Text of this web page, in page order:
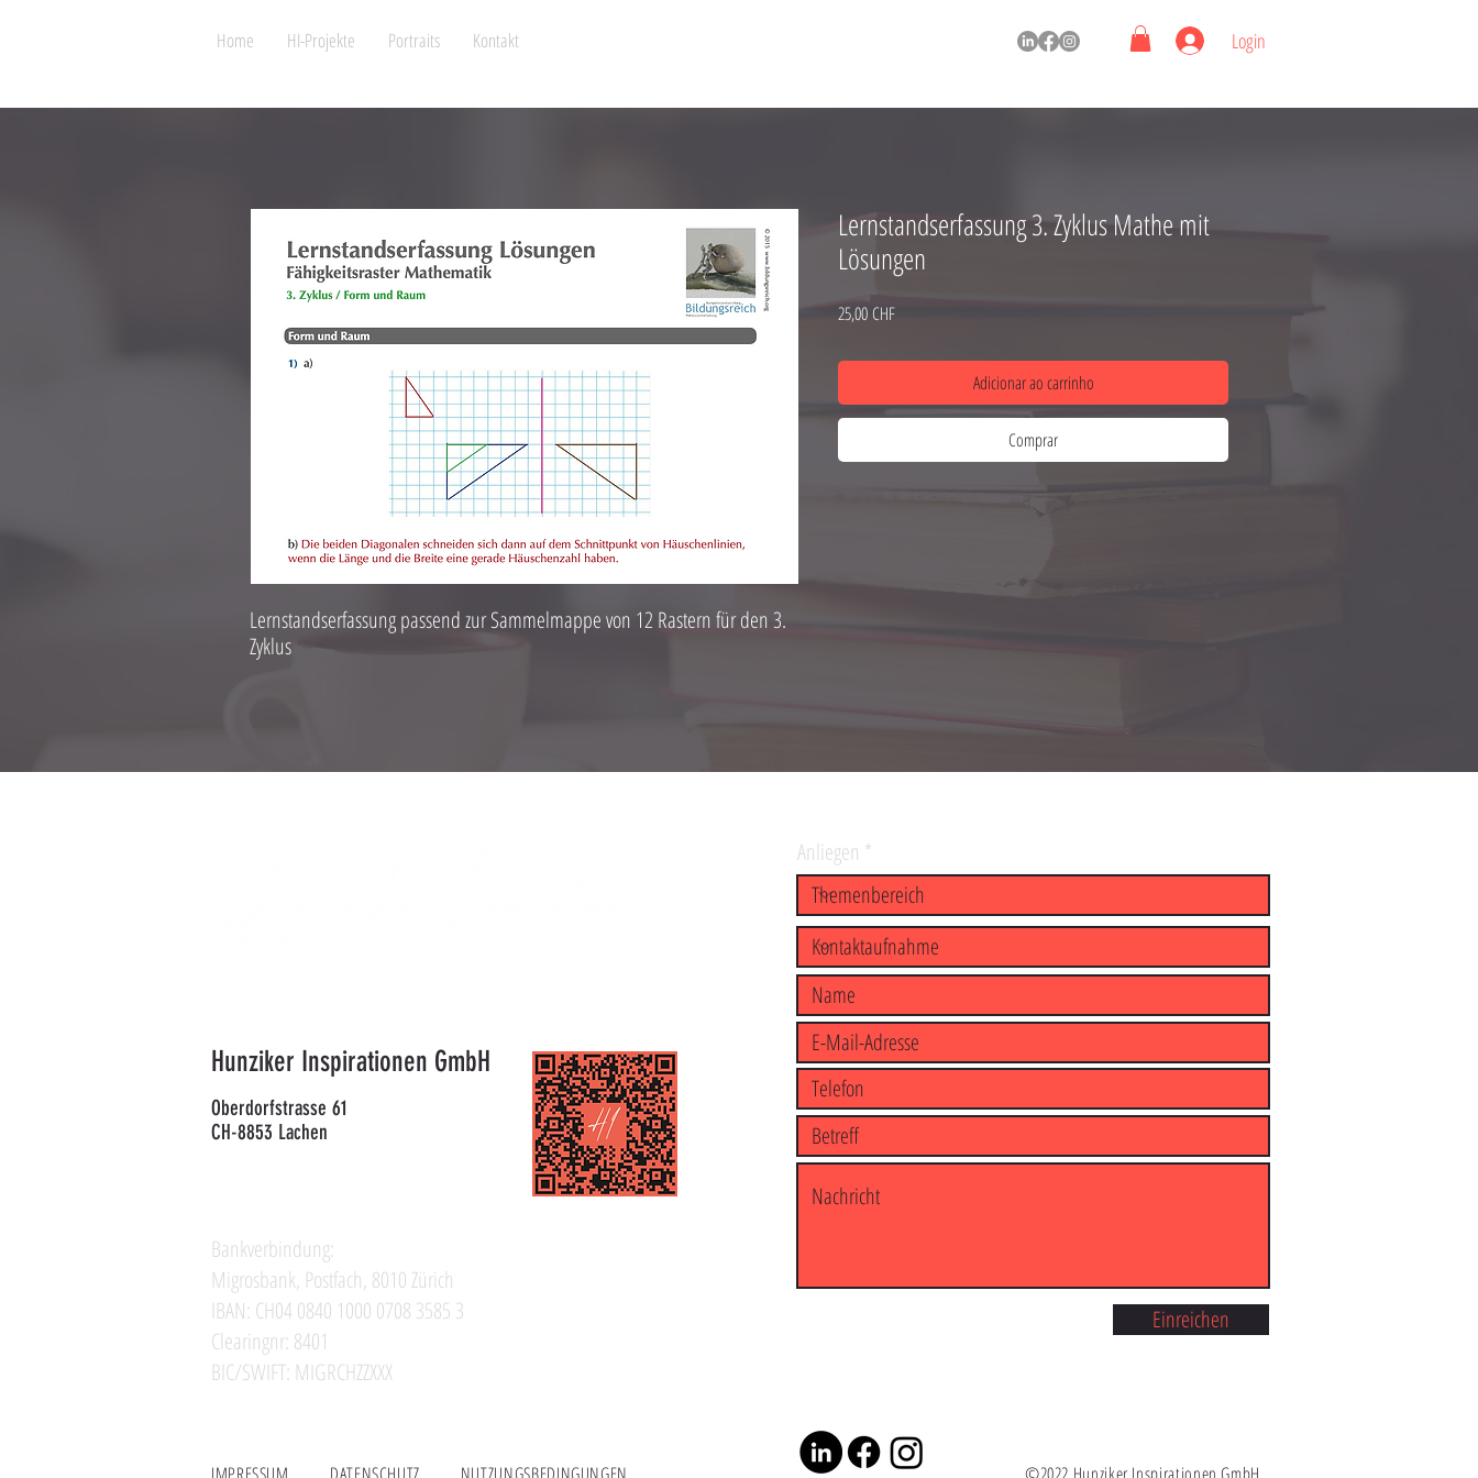
Home HI-Projekte Portraits Kontakt Login
Lernstandserfassung passend zur Sammelmappe von 12 Rastern für den 3.
Zyklus
Lernstandserfassung 3. Zyklus Mathe mit
Lösungen
25,00 CHFPreço
Adicionar ao carrinho
Comprar
Hunziker Inspirationen GmbH
Oberdorfstrasse 61
CH-8853 Lachen
Bankverbindung:
Migrosbank, Postfach, 8010 Zürich
IBAN: CH04 0840 1000 0708 3585 3
Clearingnr: 8401
BIC/SWIFT: MIGRCHZZXXX
Anliegen
Einreichen